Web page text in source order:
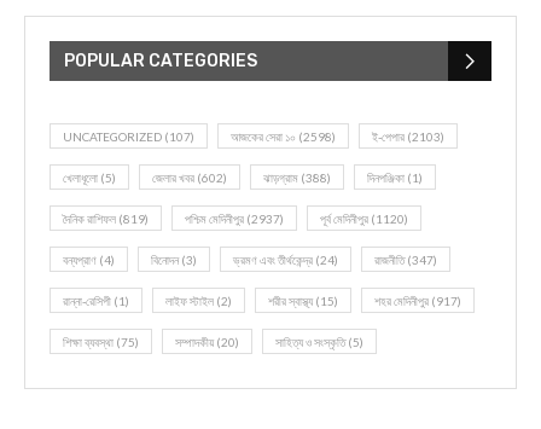
POPULAR CATEGORIES
UNCATEGORIZED (107) আজকের সেরা ১০ (2598) ই-পেপার (2103)
খেলাধূলো (5) জেলার খবর (602) ঝাড়গ্রাম (388) দিনপঞ্জিকা (1)
দৈনিক রাশিফল (819) পশ্চিম মেদিনীপুর (2937) পূর্ব মেদিনীপুর (1120)
বন্যপ্রাণ (4) বিনোদন(3) ভ্রমণ এবং তীর্থকেন্দ্র (24) রাজনীতি(347)
রান্না-রেসিপী (1) লাইফ স্টাইল (2) শরীর স্বাস্থ্য (15) শহর মেদিনীপুর (917)
শিক্ষা ব্যবস্থা (75) সম্পাদকীয় (20) সাহিত্য ও সংস্কৃতি(5)